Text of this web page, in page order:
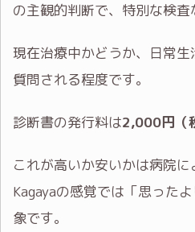
の主観的判断で、特別な検査
現在治療中かどうか、日常
質問される程度です。
診断書の発行料は2,000円（
これが高いか安いかは病院に
Kagayaの感覚では「思った
象です。